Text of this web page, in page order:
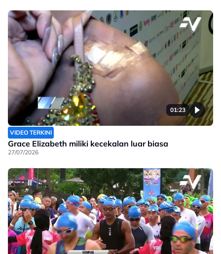
01:23
VIDEO TERKINI
Grace Elizabeth miliki kecekalan luar biasa
27/07/2026